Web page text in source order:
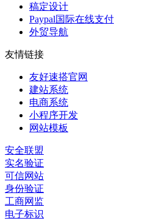
稿定设计
Paypal国际在线支付
外贸导航
友情链接
友好速搭官网
建站系统
电商系统
小程序开发
网站模板
安全联盟
实名验证
可信网站
身份验证
工商网监
电子标识